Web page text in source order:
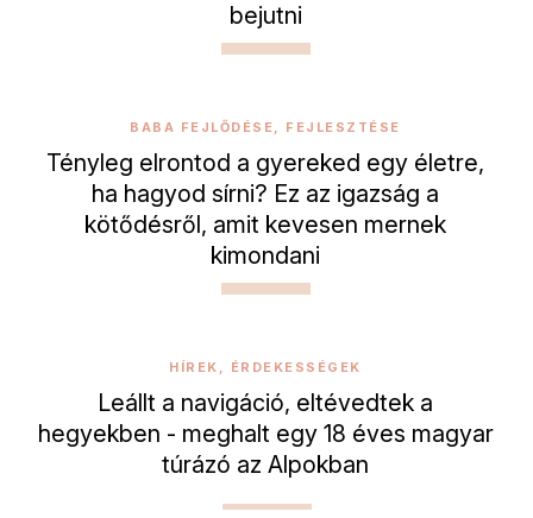
bejutni
BABA FEJLŐDÉSE, FEJLESZTÉSE
Tényleg elrontod a gyereked egy életre,
ha hagyod sírni? Ez az igazság a
kötődésről, amit kevesen mernek
kimondani
HÍREK, ÉRDEKESSÉGEK
Leállt a navigáció, eltévedtek a
hegyekben - meghalt egy 18 éves magyar
túrázó az Alpokban